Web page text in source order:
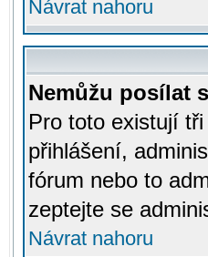
Návrat nahoru
Nemůžu posílat
Pro toto existují
přihlášení,
fórum nebo to
zeptejte se
Návrat nahoru